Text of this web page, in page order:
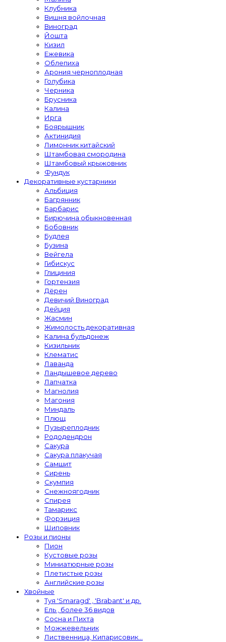
Клубника
Вишня войлочная
Виноград
Йошта
Кизил
Ежевика
Облепиха
Арония черноплодная
Голубика
Черника
Брусника
Калина
Ирга
Боярышник
Актинидия
Лимонник китайский
Штамбовая смородина
Штамбовый крыжовник
Фундук
Декоративные кустарники
Альбиция
Багрянник
Барбарис
Бирючина обыкновенная
Бобовник
Будлея
Бузина
Вейгела
Гибискус
Глициния
Гортензия
Дёрен
Девичий Виноград
Дейция
Жасмин
Жимолость декоративная
Калина бульдонеж
Кизильник
Клематис
Лаванда
Ландышевое дерево
Лапчатка
Магнолия
Магония
Миндаль
Плющ
Пузыреплодник
Рододендрон
Сакура
Сакура плакучая
Самшит
Сирень
Скумпия
Снежноягодник
Спирея
Тамарикс
Форзиция
Шиповник
Розы и пионы
Пион
Кустовые розы
Миниатюрные розы
Плетистые розы
Английские розы
Хвойные
Туя 'Smaragd' , 'Brabant' и др.
Ель , более 36 видов
Сосна и Пихта
Можжевельник
Лиственница, Кипарисовик...